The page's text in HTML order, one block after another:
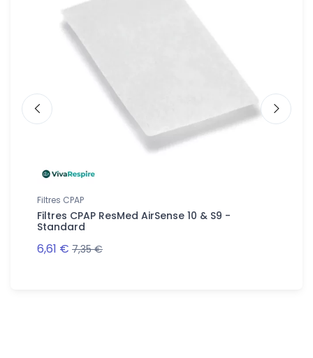
Filtres CPAP
Filtres CPAP ResMed AirSense 10 & S9 -
Standard
6,61 € 7,35 €